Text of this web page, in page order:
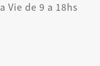
Vie de 9 a 18hs